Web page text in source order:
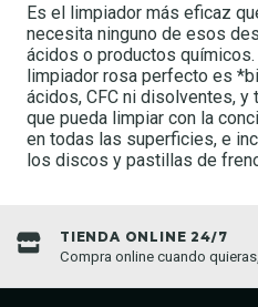
Es el limpiador más eficaz
necesita ninguno de esos
ácidos o productos químicos.
limpiador rosa perfecto es
ácidos, CFC ni disolventes, y
que pueda limpiar con la
en todas las superficies, e
los discos y pastillas de
TIENDA ONLINE 24/7
Compra online cuando